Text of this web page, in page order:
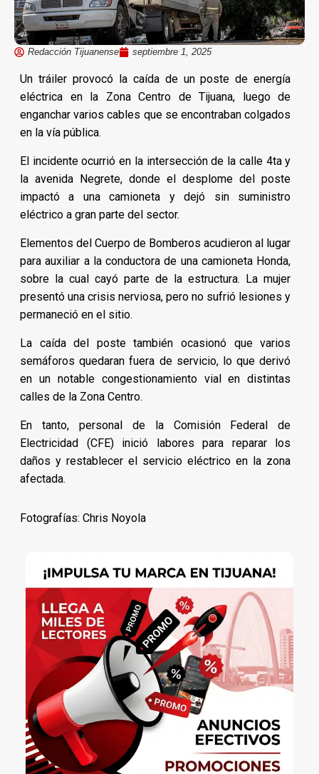
Redacción Tijuanense septiembre 1, 2025
Un tráiler provocó la caída de un poste de energía
eléctrica en la Zona Centro de Tijuana, luego de
enganchar varios cables que se encontraban colgados
en la vía pública.
El incidente ocurrió en la intersección de la calle 4ta y
la avenida Negrete, donde el desplome del poste
impactó a una camioneta y dejó sin suministro
eléctrico a gran parte del sector.
Elementos del Cuerpo de Bomberos acudieron al lugar
para auxiliar a la conductora de una camioneta Honda,
sobre la cual cayó parte de la estructura. La mujer
presentó una crisis nerviosa, pero no sufrió lesiones y
permaneció en el sitio.
La caída del poste también ocasionó que varios
semáforos quedaran fuera de servicio, lo que derivó
en un notable congestionamiento vial en distintas
calles de la Zona Centro.
En tanto, personal de la Comisión Federal de
Electricidad (CFE) inició labores para reparar los
daños y restablecer el servicio eléctrico en la zona
afectada.
Fotografías: Chris Noyola